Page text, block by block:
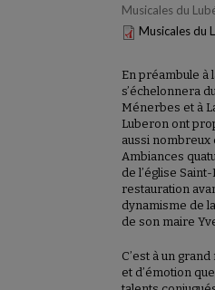
Musicales du
Musicales du
En préambule à
s’échelonnera
Ménerbes et à
Luberon ont
aussi nombreux
Ambiances
de l’église
restauration
dynamisme de
de son maire
C’est à un
et d’émotion